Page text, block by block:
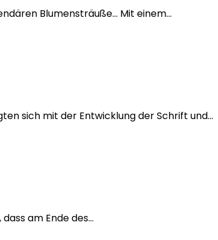
Blumensträuße... Mit einem...
sich mit der Entwicklung der Schrift und...
am Ende des...